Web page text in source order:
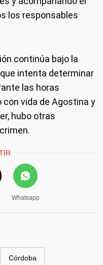
los responsables
continúa bajo la
intenta determinar
las horas
vida de Agostina y
hubo otras
Whatsapp
Córdoba